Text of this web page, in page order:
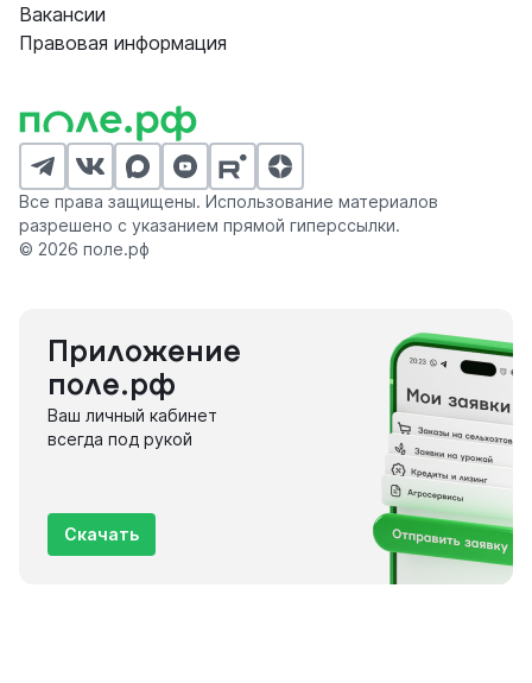
Вакансии
Правовая информация
Все права защищены. Использование материалов
разрешено с указанием прямой гиперссылки.
© 2026 поле.рф
Приложение
поле.рф
Ваш личный кабинет
всегда под рукой
Скачать